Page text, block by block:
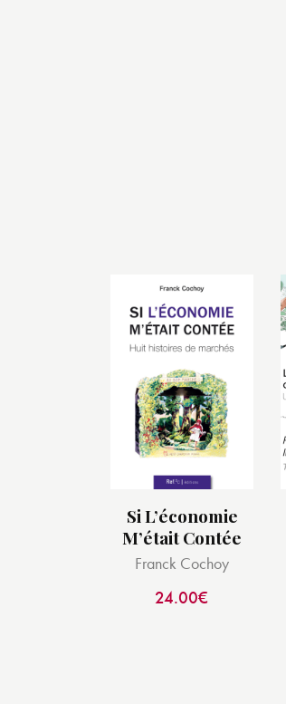
Si L’économie
M’était Contée
Franck Cochoy
24.00€